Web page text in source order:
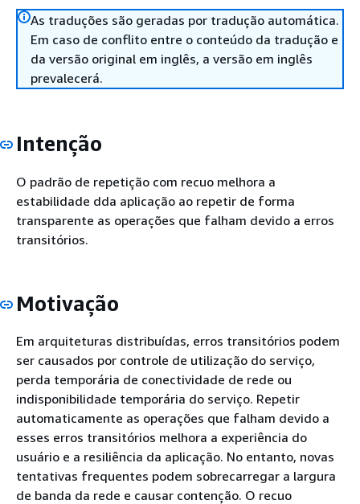
As traduções são geradas por tradução automática.
Em caso de conflito entre o conteúdo da tradução e
da versão original em inglês, a versão em inglês
prevalecerá.
Intenção
O padrão de repetição com recuo melhora a
estabilidade dda aplicação ao repetir de forma
transparente as operações que falham devido a erros
transitórios.
Motivação
Em arquiteturas distribuídas, erros transitórios podem
ser causados por controle de utilização do serviço,
perda temporária de conectividade de rede ou
indisponibilidade temporária do serviço. Repetir
automaticamente as operações que falham devido a
esses erros transitórios melhora a experiência do
usuário e a resiliência da aplicação. No entanto, novas
tentativas frequentes podem sobrecarregar a largura
de banda da rede e causar contenção. O recuo